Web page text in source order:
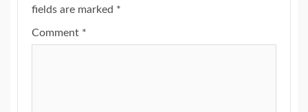
fields are marked *
Comment *